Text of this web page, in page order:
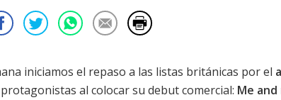
iniciamos el repaso a las listas británicas por el
al colocar su debut comercial: Me